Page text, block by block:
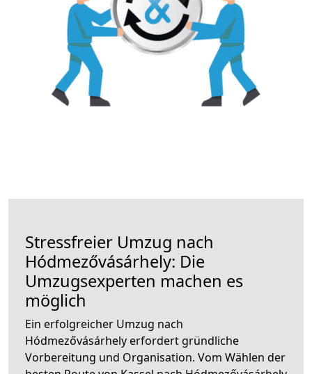
Stressfreier Umzug nach
Hódmezővásárhely: Die
Umzugsexperten machen es
möglich
Ein erfolgreicher Umzug nach
Hódmezővásárhely erfordert gründliche
Vorbereitung und Organisation. Vom Wählen der